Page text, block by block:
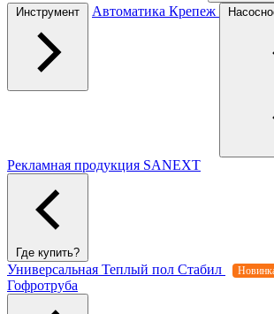
Инструмент Автоматика Крепеж
Рекламная продукция SANEXT
Где купить?
Универсальная Теплый пол Стабил
Гофротруба